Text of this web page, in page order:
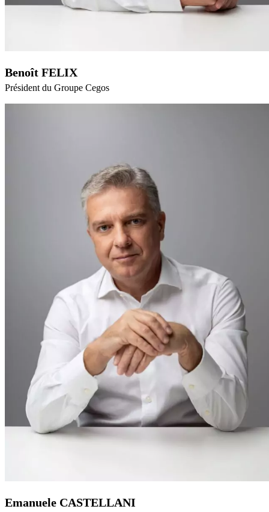
Benoît FELIX
Président du Groupe Cegos
Emanuele CASTELLANI